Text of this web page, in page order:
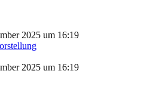
2025 um 16:19
2025 um 16:19